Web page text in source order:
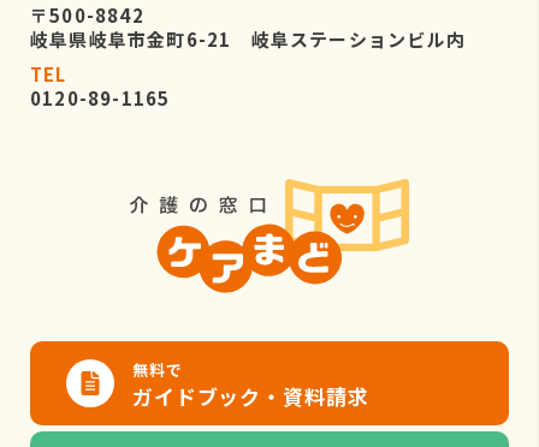
〒500-8842
岐阜県岐阜市金町6-21 岐阜ステーションビル内
TEL
0120-89-1165
無料で
ガイドブック・資料請求